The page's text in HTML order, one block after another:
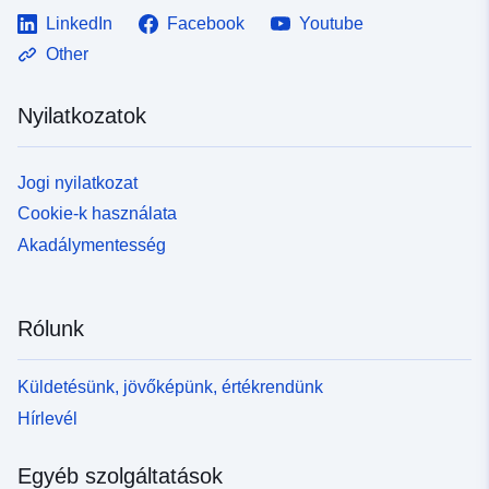
LinkedIn Facebook
Youtube
Other
Nyilatkozatok
Jogi nyilatkozat
Cookie-k használata
Akadálymentesség
Rólunk
Küldetésünk, jövőképünk, értékrendünk
Hírlevél
Egyéb szolgáltatások